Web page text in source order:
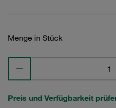
Menge in Stück
Preis und Verfügbarkeit